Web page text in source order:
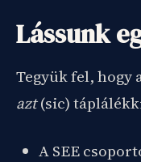
Lássunk
Tegyük fel, hogy
azt(sic)
A SEE